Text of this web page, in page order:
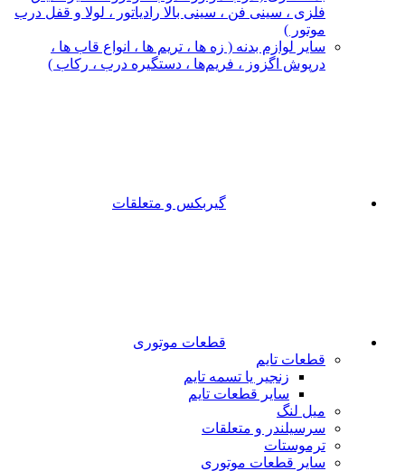
فلزی ، سینی فن ، سینی بالا رادیاتور ، لولا و قفل درب
موتور )
سایر لوازم بدنه ( زه ها ، تریم ها ، انواع قاب ها ،
درپوش اگزوز ، فریم‌ها ، دستگیره درب ، رکاب )
گیربکس و متعلقات
قطعات موتوری
قطعات تایم
زنجیر یا تسمه تایم
سایر قطعات تایم
میل لنگ
سرسیلندر و متعلقات
ترموستات
سایر قطعات موتوری